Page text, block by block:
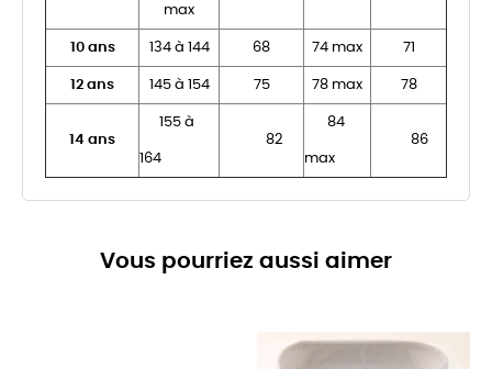
max
10 ans 134 à 144 68 74 max 71
12 ans 145 à 154 75 78 max 78
14 ans
155 à
164
82
84
max
86
Vous pourriez aussi aimer